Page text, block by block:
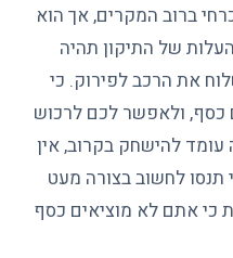
ברוב המקרים, אך הוא
של התיקון תהיה
את הרכב לפירוק. כי
כסף, ולאפשר לכם לרכוש
להישחק בקרוב, אין
תנסו לחשוב בצורה מעט
כי אתם לא מוציאים כסף